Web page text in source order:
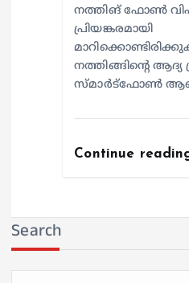
നത്തിങ് ഫോൺ
പ്രിയങ്കരമായി
നത്തിങ്ങിന്റെ
സ്മാർട്‌ഫോൺ
Continue
Search